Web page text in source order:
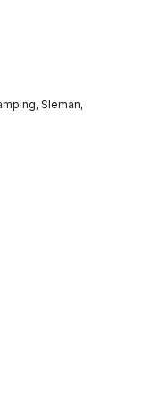
Sleman,